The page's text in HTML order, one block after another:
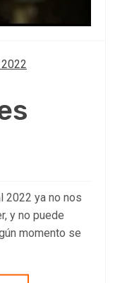
2022 ya no nos
y no puede
momento se